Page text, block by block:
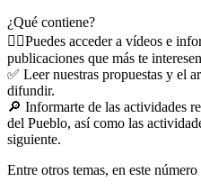
¿Qué contiene?
👉🏻Puedes acceder a vídeos e
publicaciones que más te
✅ Leer nuestras propuestas y el
difundir.
🔎 Informarte de las actividades
del Pueblo, así como las
siguiente.
Entre otros temas, en este